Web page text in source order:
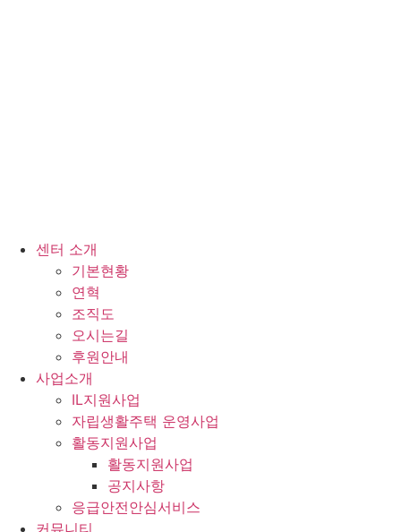
센터 소개
기본현황
연혁
조직도
오시는길
후원안내
사업소개
IL지원사업
자립생활주택 운영사업
활동지원사업
활동지원사업
공지사항
응급안전안심서비스
커뮤니티